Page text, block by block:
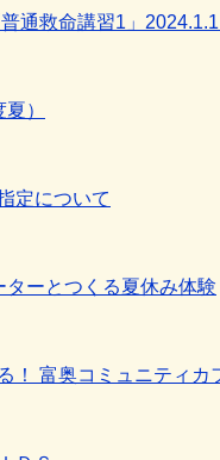
通救命講習1」
）
定について
ーとつくる夏休み体験
！ 富奥コミュニティカ